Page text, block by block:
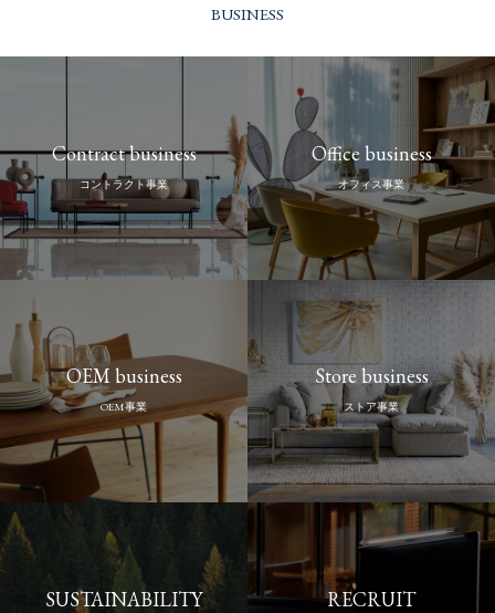
BUSINESS
Contract business
コントラクト事業
Office business
オフィス事業
OEM business
OEM事業
Store business
ストア事業
SUSTAINABILITY RECRUIT